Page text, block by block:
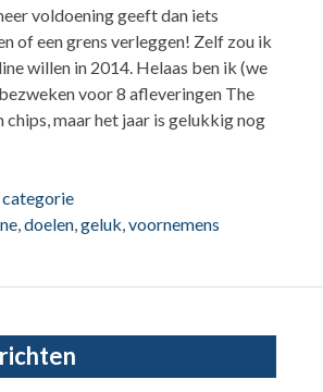
voldoening geeft dan iets
of een grens verleggen! Zelf zou ik
willen in 2014. Helaas ben ik (we
voor 8 afleveringen The
chips, maar het jaar is gelukkig nog
categorie
, doelen, geluk voornemens